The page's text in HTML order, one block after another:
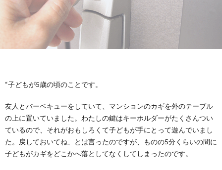
“子どもが5歳の頃のことです。
友人とバーベキューをしていて、マンションのカギを外のテーブル
の上に置いていました。わたしの鍵はキーホルダーがたくさんつい
ているので、それがおもしろくて子どもが手にとって遊んでいまし
た。戻しておいてね、とは言ったのですが、ものの5分くらいの間に
子どもがカギをどこかへ落としてなくしてしまったのです。